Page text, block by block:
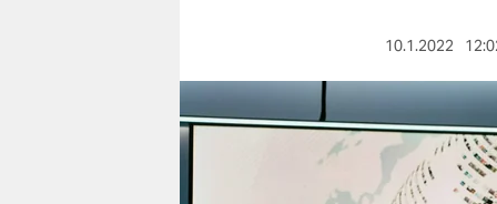
berlin
10.1.2022